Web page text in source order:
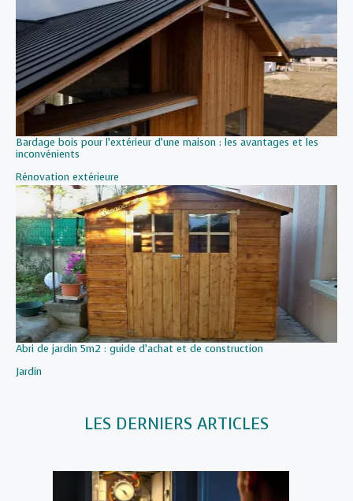
Bardage bois pour l’extérieur d’une maison : les avantages et les
inconvénients
Par rapport à
Rénovation extérieure
Abri de jardin 5m2 : guide d’achat et de construction
Par rapport à
Jardin
LES DERNIERS ARTICLES